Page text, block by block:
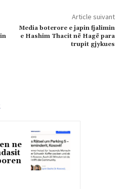
Article suivant
Media boterore e japin fjalimin
e Hashim Thacit në Hagë para
trupit gjykues
ne